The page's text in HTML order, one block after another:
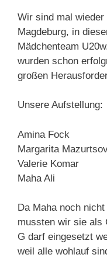
Wir sind mal
Magdeburg, in
Mädchenteam
wurden schon
großen
Unsere Aufstellung:
Amina Fock
Margarita
Valerie Komar
Maha Ali
Da Maha noch
mussten wir sie als
G darf eingesetzt
weil alle wohlauf